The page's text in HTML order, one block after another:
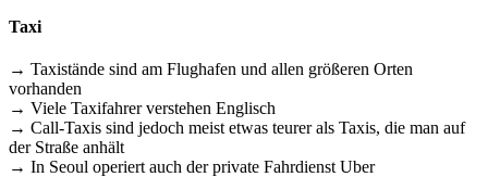
Taxi
→ Taxistände sind am Flughafen und allen größeren Orten
vorhanden
→ Viele Taxifahrer verstehen Englisch
→ Call-Taxis sind jedoch meist etwas teurer als Taxis, die man auf
der Straße anhält
→ In Seoul operiert auch der private Fahrdienst Uber